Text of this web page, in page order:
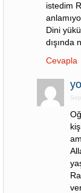
istedim
Dini
dışında
Cevapla